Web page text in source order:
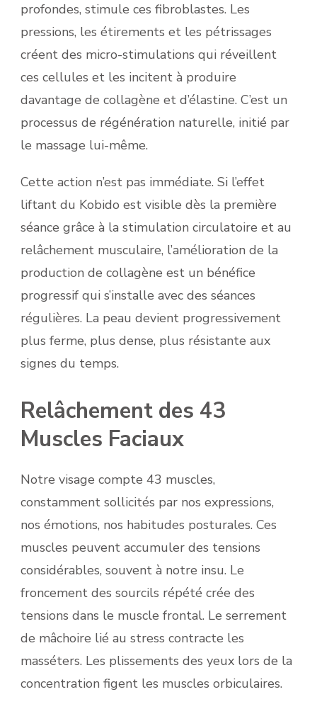
profondes, stimule ces fibroblastes. Les
pressions, les étirements et les pétrissages
créent des micro-stimulations qui réveillent
ces cellules et les incitent à produire
davantage de collagène et d’élastine. C’est un
processus de régénération naturelle, initié par
le massage lui-même.
Cette action n’est pas immédiate. Si l’effet
liftant du Kobido est visible dès la première
séance grâce à la stimulation circulatoire et au
relâchement musculaire, l’amélioration de la
production de collagène est un bénéfice
progressif qui s’installe avec des séances
régulières. La peau devient progressivement
plus ferme, plus dense, plus résistante aux
signes du temps.
Relâchement des 43
Muscles Faciaux
Notre visage compte 43 muscles,
constamment sollicités par nos expressions,
nos émotions, nos habitudes posturales. Ces
muscles peuvent accumuler des tensions
considérables, souvent à notre insu. Le
froncement des sourcils répété crée des
tensions dans le muscle frontal. Le serrement
de mâchoire lié au stress contracte les
masséters. Les plissements des yeux lors de la
concentration figent les muscles orbiculaires.